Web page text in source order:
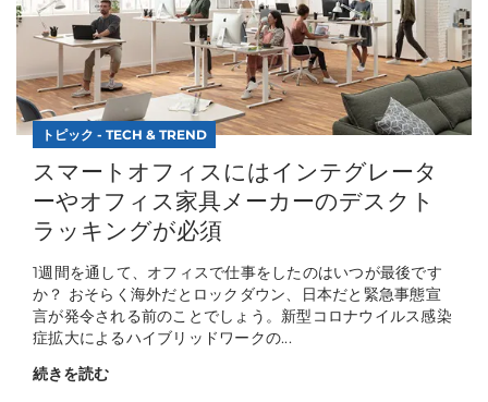
トピック - TECH & TREND
スマートオフィスにはインテグレータ
ーやオフィス家具メーカーのデスクト
ラッキングが必須
1週間を通して、オフィスで仕事をしたのはいつが最後です
か？ おそらく海外だとロックダウン、日本だと緊急事態宣
言が発令される前のことでしょう。新型コロナウイルス感染
症拡大によるハイブリッドワークの...
続きを読む